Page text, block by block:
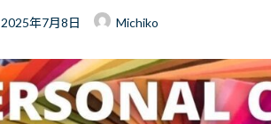
Last
updated
2025年7月8日 Michiko